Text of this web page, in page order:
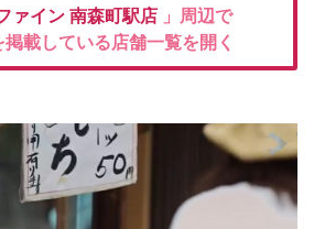
ァイン 南森町駅店 」周辺で
載している店舗一覧を開く